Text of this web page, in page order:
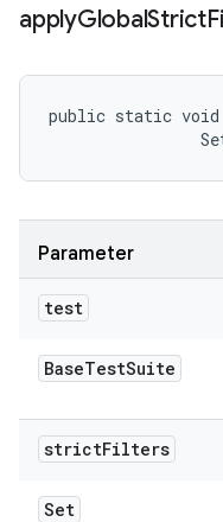
applyGlobalStrict
public static
Parameter
test
BaseTestSuite
strictFilters
Set